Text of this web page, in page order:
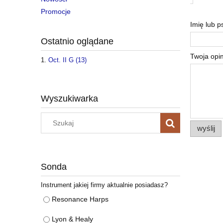
Promocje
Ostatnio oglądane
Oct. II G (13)
Wyszukiwarka
Sonda
Instrument jakiej firmy aktualnie posiadasz?
Resonance Harps
Lyon & Healy
Imię lub
Twoja
wyślij